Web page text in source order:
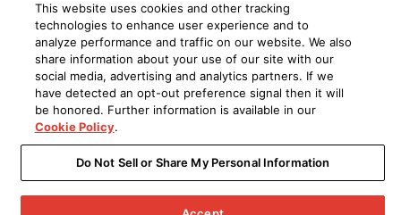
reserved.
This website uses cookies and other tracking
technologies to enhance user experience and to
analyze performance and traffic on our website. We also
share information about your use of our site with our
social media, advertising and analytics partners. If we
have detected an opt-out preference signal then it will
be honored. Further information is available in our
Cookie Policy.
Do Not Sell or Share My Personal Information